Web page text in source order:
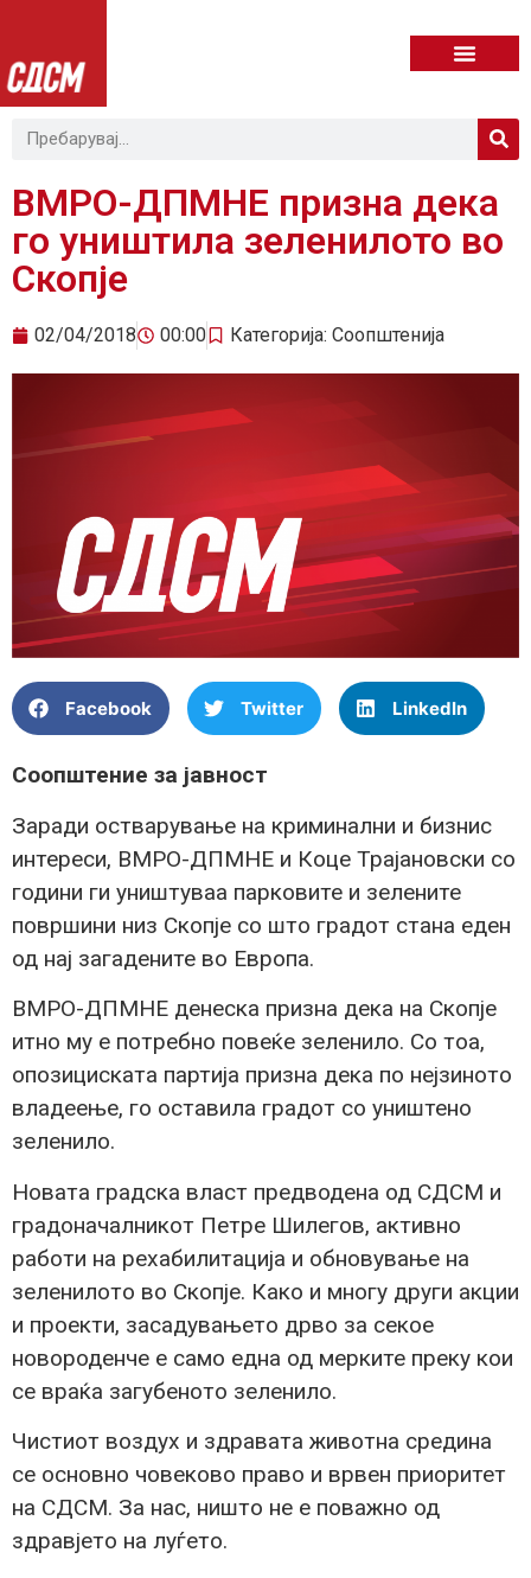
ВМРО-ДПМНЕ призна дека
го уништила зеленилото во
Скопје
02/04/2018 00:00 Категорија: Соопштенија
Facebook Twitter LinkedIn
Соопштение за јавност
Заради остварување на криминални и бизнис
интереси, ВМРО-ДПМНЕ и Коце Трајановски со
години ги уништуваа парковите и зелените
површини низ Скопје со што градот стана еден
од нај загадените во Европа.
ВМРО-ДПМНЕ денеска призна дека на Скопје
итно му е потребно повеќе зеленило. Со тоа,
опозициската партија призна дека по нејзиното
владеење, го оставила градот со уништено
зеленило.
Новата градска власт предводена од СДСМ и
градоначалникот Петре Шилегов, активно
работи на рехабилитација и обновување на
зеленилото во Скопје. Како и многу други акции
и проекти, засадувањето дрво за секое
новороденче е само една од мерките преку кои
се враќа загубеното зеленило.
Чистиот воздух и здравата животна средина
се основно човеково право и врвен приоритет
на СДСМ. За нас, ништо не е поважно од
здравјето на луѓето.